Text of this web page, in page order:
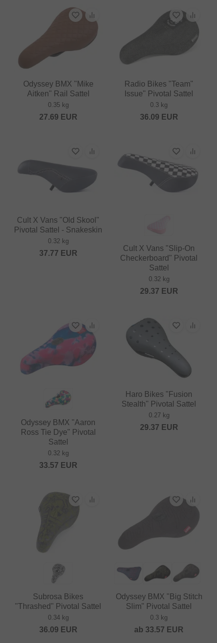
Odyssey BMX "Mike
Aitken" Rail Sattel
0.35 kg
27.69 EUR
Radio Bikes "Team"
Issue" Pivotal Sattel
0.3 kg
36.09 EUR
Cult X Vans "Old Skool"
Pivotal Sattel - Snakeskin
0.32 kg
37.77 EUR
Cult X Vans "Slip-On
Checkerboard" Pivotal
Sattel
0.32 kg
29.37 EUR
Odyssey BMX "Aaron
Ross Tie Dye" Pivotal
Sattel
0.32 kg
33.57 EUR
Haro Bikes "Fusion
Stealth" Pivotal Sattel
0.27 kg
29.37 EUR
Subrosa Bikes
"Thrashed" Pivotal Sattel
0.34 kg
36.09 EUR
Odyssey BMX "Big Stitch
Slim" Pivotal Sattel
0.3 kg
ab 33.57 EUR